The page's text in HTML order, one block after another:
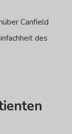
Canfield
des